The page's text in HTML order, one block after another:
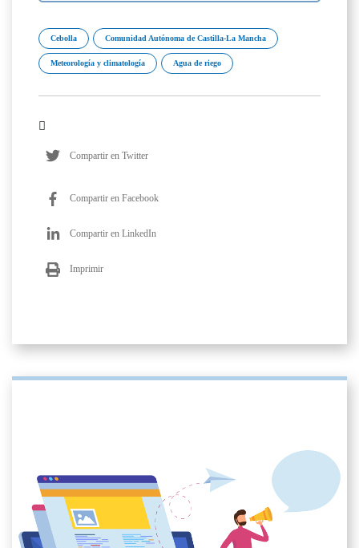
Cebolla Comunidad Autónoma de Castilla-La Mancha
Meteorología y climatología Agua de riego
Compartir en Twitter
Compartir en Facebook
Compartir en LinkedIn
Imprimir